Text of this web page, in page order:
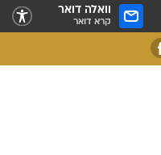
וואלה דואר
קרא דואר